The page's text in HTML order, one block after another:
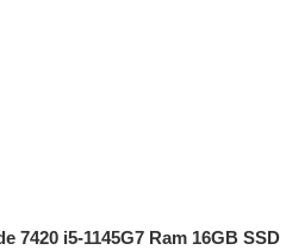
7420 i5-1145G7 Ram 16GB SSD